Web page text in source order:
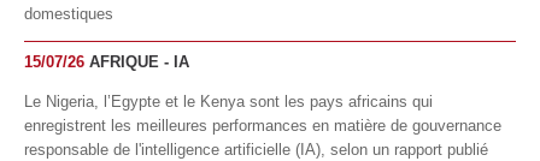
domestiques
15/07/26 AFRIQUE - IA
Le Nigeria, l’Egypte et le Kenya sont les pays africains qui
enregistrent les meilleures performances en matière de gouvernance
responsable de l'intelligence artificielle (IA), selon un rapport publié